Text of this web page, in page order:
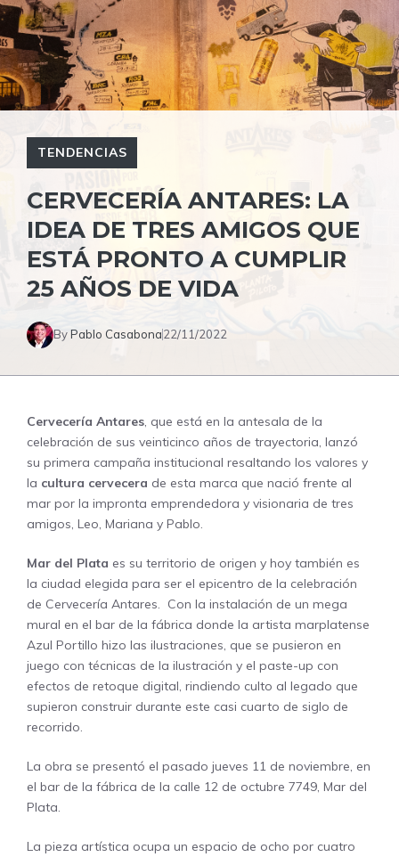
TENDENCIAS
CERVECERÍA ANTARES: LA
IDEA DE TRES AMIGOS QUE
ESTÁ PRONTO A CUMPLIR
25 AÑOS DE VIDA
ByPablo Casabona22/11/2022
Cervecería Antares, que está en la antesala de la
celebración de sus veinticinco años de trayectoria, lanzó
su primera campaña institucional resaltando los valores y
la cultura cervecera de esta marca que nació frente al
mar por la impronta emprendedora y visionaria de tres
amigos, Leo, Mariana y Pablo.
Mar del Plata es su territorio de origen y hoy también es
la ciudad elegida para ser el epicentro de la celebración
de Cervecería Antares. Con la instalación de un mega
mural en el bar de la fábrica donde la artista marplatense
Azul Portillo hizo las ilustraciones, que se pusieron en
juego con técnicas de la ilustración y el paste-up con
efectos de retoque digital, rindiendo culto al legado que
supieron construir durante este casi cuarto de siglo de
recorrido.
La obra se presentó el pasado jueves 11 de noviembre, en
el bar de la fábrica de la calle 12 de octubre 7749, Mar del
Plata.
La pieza artística ocupa un espacio de ocho por cuatro